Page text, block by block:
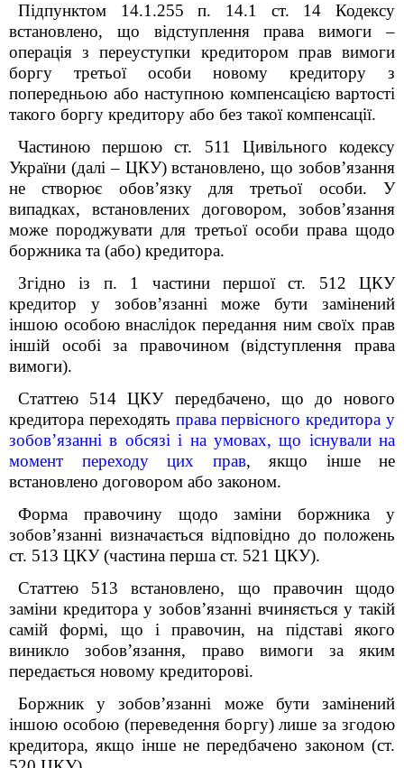
Підпунктом 14.1.255 п. 14.1 ст. 14 Кодексу
встановлено, що відступлення права вимоги –
операція з переуступки кредитором прав вимоги
боргу третьої особи новому кредитору з
попередньою або наступною компенсацією вартості
такого боргу кредитору або без такої компенсації.
Частиною першою ст. 511 Цивільного кодексу
України (далі – ЦКУ) встановлено, що зобов’язання
не створює обов’язку для третьої особи. У
випадках, встановлених договором, зобов’язання
може породжувати для третьої особи права щодо
боржника та (або) кредитора.
Згідно із п. 1 частини першої ст. 512 ЦКУ
кредитор у зобов’язанні може бути замінений
іншою особою внаслідок передання ним своїх прав
іншій особі за правочином (відступлення права
вимоги).
Статтею 514 ЦКУ передбачено, що до нового
кредитора переходять права первісного кредитора у
зобов’язанні в обсязі і на умовах, що існували на
момент переходу цих прав, якщо інше не
встановлено договором або законом.
Форма правочину щодо заміни боржника у
зобов’язанні визначається відповідно до положень
ст. 513 ЦКУ (частина перша ст. 521 ЦКУ).
Статтею 513 встановлено, що правочин щодо
заміни кредитора у зобов’язанні вчиняється у такій
самій формі, що і правочин, на підставі якого
виникло зобов’язання, право вимоги за яким
передається новому кредиторові.
Боржник у зобов’язанні може бути замінений
іншою особою (переведення боргу) лише за згодою
кредитора, якщо інше не передбачено законом (ст.